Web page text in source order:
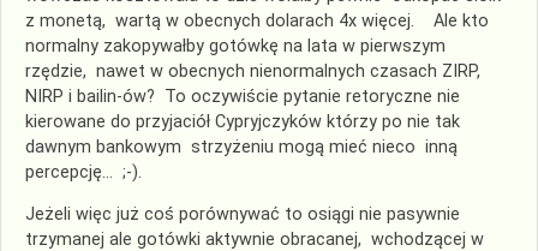
z monetą, wartą w obecnych dolarach 4x więcej. Ale kto
normalny zakopywałby gotówkę na lata w pierwszym
rzędzie, nawet w obecnych nienormalnych czasach ZIRP,
NIRP i bailin-ów? To oczywiście pytanie retoryczne nie
kierowane do przyjaciół Cypryjczyków którzy po nie tak
dawnym bankowym strzyżeniu mogą mieć nieco inną
percepcję… ;-).
Jeżeli więc już coś porównywać to osiągi nie pasywnie
trzymanej ale gotówki aktywnie obracanej, wchodzącej w